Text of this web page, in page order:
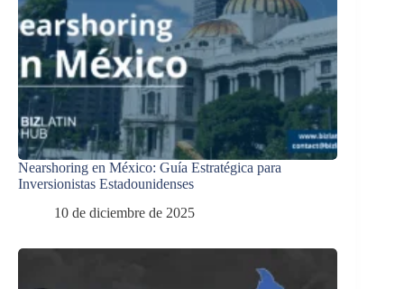
Nearshoring en México: Guía Estratégica para
Inversionistas Estadounidenses
10 de diciembre de 2025